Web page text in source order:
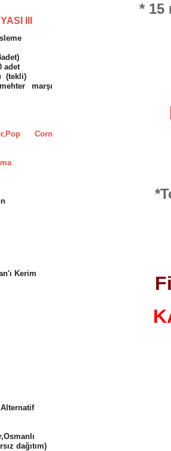
III
adet
(tekli)
marşı
Corn
Kerim
Alternatif
dağıtım)
* 15